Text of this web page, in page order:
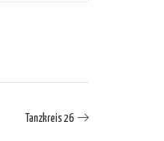
Tanzkreis 26